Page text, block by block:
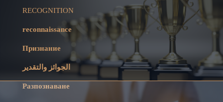
RECOGNITION
reconnaissance
Признание
الجوائز والتقدير
Разпознаване